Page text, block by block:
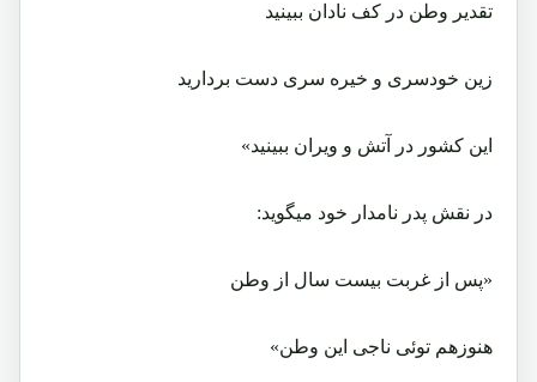
تقدیر وطن در کف نادان ببینید
زین خودسری و خیره سری دست بردارید
این کشور در آتش و ویران ببینید»
در نقش پدر نامدار خود میگوید:
«پس از غربت بیست سال از وطن
هنوزهم توئی ناجی این وطن»